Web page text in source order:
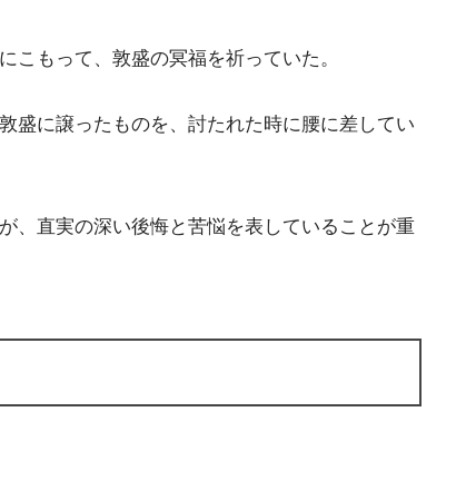
もって、敦盛の冥福を祈っていた。
盛に譲ったものを、討たれた時に腰に差してい
が、直実の深い後悔と苦悩を表していることが重